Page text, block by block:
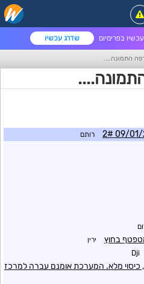
בפרימיום שדרג עכשיו
התמונה....
רותם
ירין
Dji
כיסוי מלא. המערכת אומנם עברה למרכז